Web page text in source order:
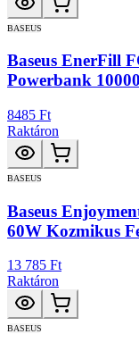
BASEUS
Baseus EnerFill
Powerbank
8485 Ft
Raktáron
BASEUS
Baseus
60W Kozmikus
13 785 Ft
Raktáron
BASEUS